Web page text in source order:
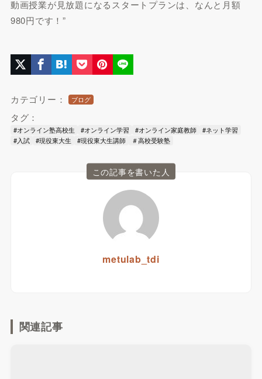
動画授業が見放題になるスタートプランは、なんと月額
980円です！”
カテゴリー： ブログ
タグ：
#オンライン塾高校生 #オンライン学習 #オンライン家庭教師
#ネット学習
#入試
#現役東大生 #現役東大生講師 ＃高校受験塾
この記事を書いた人
metulab_tdi
関連記事